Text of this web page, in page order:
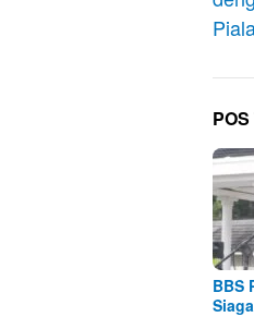
BBS